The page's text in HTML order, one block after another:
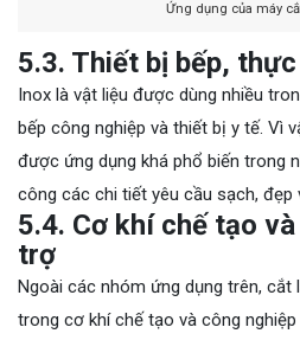
Ứng dụng của máy
5.3. Thiết bị bếp,
Inox là vật liệu được dùng nhiều
bếp công nghiệp và thiết bị y tế. Vì
được ứng dụng khá phổ biến trong
công các chi tiết yêu cầu sạch, đẹp
5.4. Cơ khí chế tạo
trợ
Ngoài các nhóm ứng dụng trên,
trong cơ khí chế tạo và công